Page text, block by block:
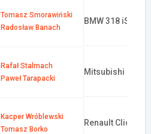
Tomasz Smorawiński
Radosław Banach
BMW 318 iS E30
Rafał Stalmach
Paweł Tarapacki
Mitsubishi
Kacper Wróblewski
Tomasz Borko
Renault Clio